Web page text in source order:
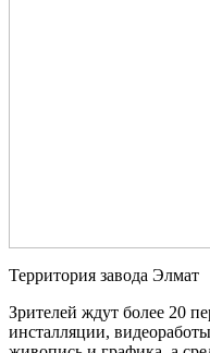
Территория завода Элмат
Зрителей ждут более 20
инсталляции,